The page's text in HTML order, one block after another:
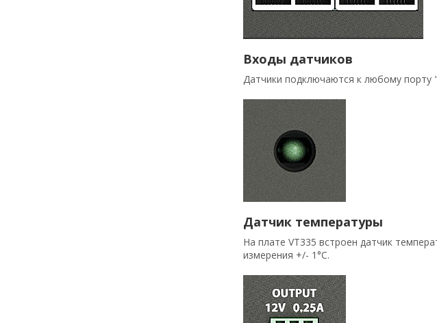
Входы датчиков
Датчики подключаются к любому порту
Датчик температуры
На плате VT335 встроен датчик
измерения +/- 1 °C.